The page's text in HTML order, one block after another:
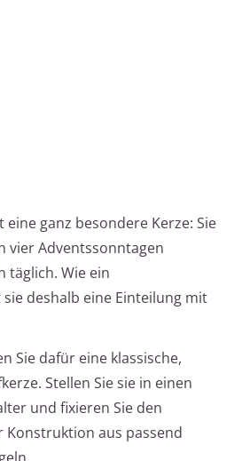
eine ganz besondere Kerze: Sie
vier Adventssonntagen
täglich. Wie ein
deshalb eine Einteilung mit
Sie dafür eine klassische,
Stellen Sie sie in einen
und fixieren Sie den
Konstruktion aus passend